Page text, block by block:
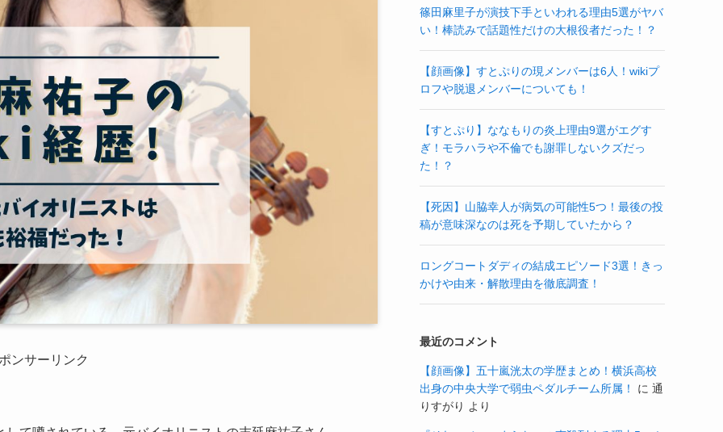
ンサーリンク
篠田麻里子が演技下手といわれる理由5選がヤバ
い！棒読みで話題性だけの大根役者だった！？
【顔画像】すとぷりの現メンバーは6人！wikiプ
ロフや脱退メンバーについても！
【すとぷり】ななもりの炎上理由9選がエグす
ぎ！モラハラや不倫でも謝罪しないクズだっ
た！？
【死因】山脇幸人が病気の可能性5つ！最後の投
稿が意味深なのは死を予期していたから？
ロングコートダディの結成エピソード3選！きっ
かけや由来・解散理由を徹底調査！
最近のコメント
【顔画像】五十嵐洸太の学歴まとめ！横浜高校
出身の中央大学で弱虫ペダルチーム所属！
に 通
りすがり より